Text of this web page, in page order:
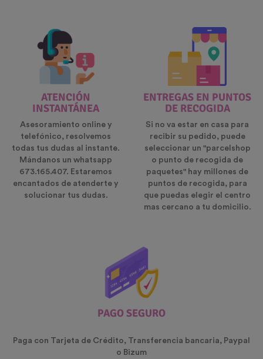
ATENCIÓN
INSTANTÁNEA
Asesoramiento online y
telefónico, resolvemos
todas tus dudas al instante.
Mándanos un whatsapp
673.165.407. Estaremos
encantados de atenderte y
solucionar tus dudas.
ENTREGAS EN PUNTOS
DE RECOGIDA
Si no va estar en casa para
recibir su pedido, puede
seleccionar un "parcelshop
o punto de recogida de
paquetes" hay millones de
puntos de recogida, para
que puedas elegir el centro
mas cercano a tu domicilio.
PAGO SEGURO
Paga con Tarjeta de Crédito, Transferencia bancaria, Paypal
o Bizum